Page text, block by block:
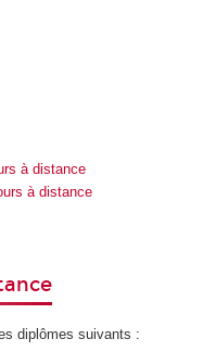
à distance
à distance
diplômes suivants :